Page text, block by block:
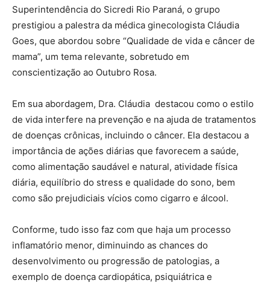
Superintendência do Sicredi Rio Paraná, o grupo
prestigiou a palestra da médica ginecologista Cláudia
Goes, que abordou sobre “Qualidade de vida e câncer de
mama”, um tema relevante, sobretudo em
conscientização ao Outubro Rosa.
Em sua abordagem, Dra. Cláudia destacou como o estilo
de vida interfere na prevenção e na ajuda de tratamentos
de doenças crônicas, incluindo o câncer. Ela destacou a
importância de ações diárias que favorecem a saúde,
como alimentação saudável e natural, atividade física
diária, equilíbrio do stress e qualidade do sono, bem
como são prejudiciais vícios como cigarro e álcool.
Conforme, tudo isso faz com que haja um processo
inflamatório menor, diminuindo as chances do
desenvolvimento ou progressão de patologias, a
exemplo de doença cardiopática, psiquiátrica e